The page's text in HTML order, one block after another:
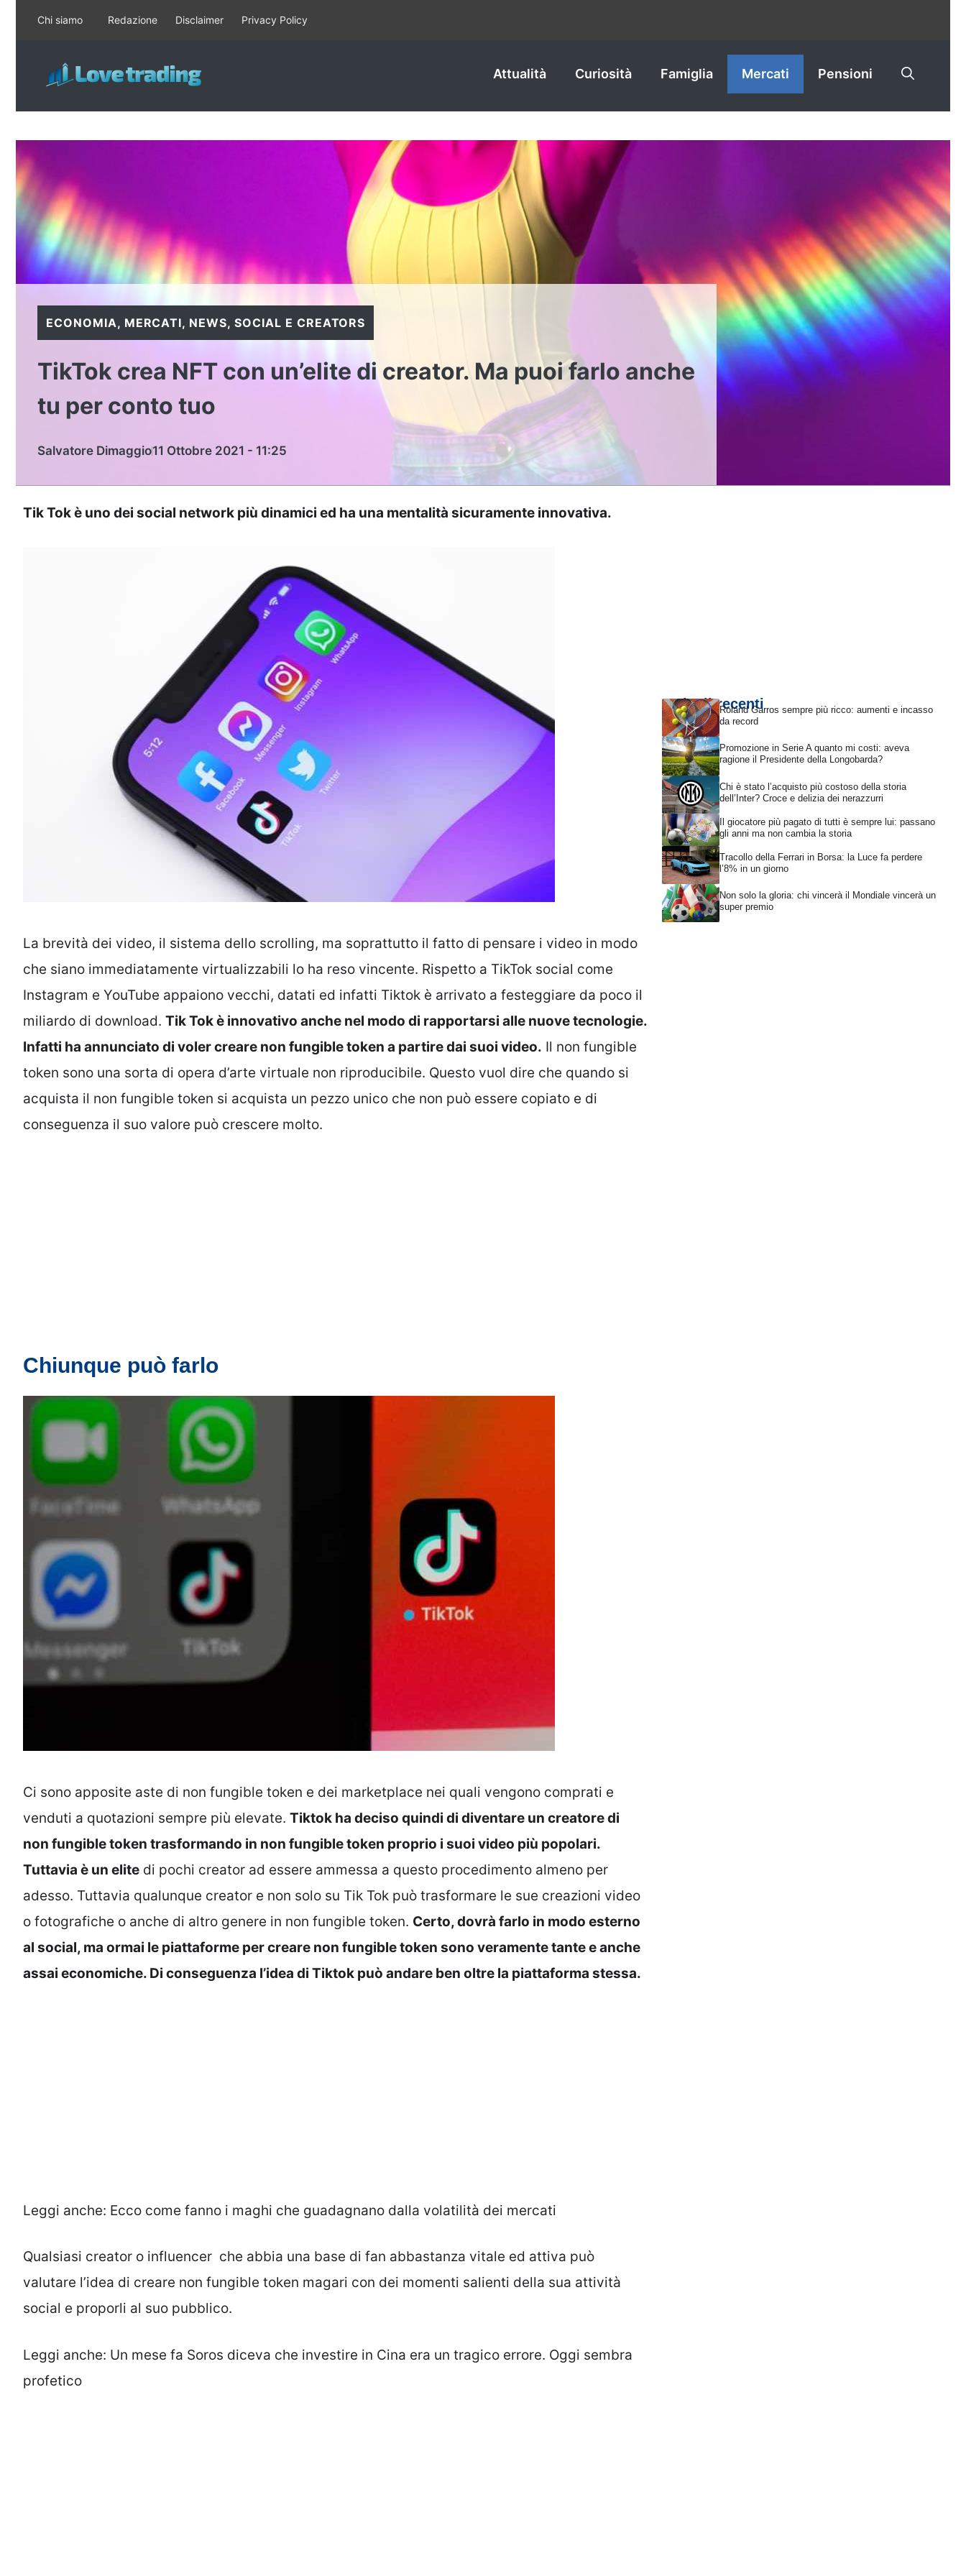
contenuto
Chi siamo Redazione Disclaimer Privacy Policy
Attualità Curiosità Famiglia Mercati Pensioni
ECONOMIA, MERCATI, NEWS,SOCIAL E CREATORS
TikTok crea NFT con un’elite di creator. Ma puoi farlo anche
tu per conto tuo
Salvatore Dimaggio11 Ottobre 2021 - 11:25
Tik Tok è uno dei social network più dinamici ed ha una mentalità sicuramente innovativa.
La brevità dei video, il sistema dello scrolling, ma soprattutto il fatto di pensare i video in modo
che siano immediatamente virtualizzabili lo ha reso vincente. Rispetto a TikTok social come
Instagram e YouTube appaiono vecchi, datati ed infatti Tiktok è arrivato a festeggiare da poco il
miliardo di download. Tik Tok è innovativo anche nel modo di rapportarsi alle nuove tecnologie.
Infatti ha annunciato di voler creare non fungible token a partire dai suoi video. Il non fungible
token sono una sorta di opera d’arte virtuale non riproducibile. Questo vuol dire che quando si
acquista il non fungible token si acquista un pezzo unico che non può essere copiato e di
conseguenza il suo valore può crescere molto.
Chiunque può farlo
Ci sono apposite aste di non fungible token e dei marketplace nei quali vengono comprati e
venduti a quotazioni sempre più elevate. Tiktok ha deciso quindi di diventare un creatore di
non fungible token trasformando in non fungible token proprio i suoi video più popolari.
Tuttavia è un elite di pochi creator ad essere ammessa a questo procedimento almeno per
adesso. Tuttavia qualunque creator e non solo su Tik Tok può trasformare le sue creazioni video
o fotografiche o anche di altro genere in non fungible token. Certo, dovrà farlo in modo esterno
al social, ma ormai le piattaforme per creare non fungible token sono veramente tante e anche
assai economiche. Di conseguenza l’idea di Tiktok può andare ben oltre la piattaforma stessa.
Leggi anche: Ecco come fanno i maghi che guadagnano dalla volatilità dei mercati
Qualsiasi creator o influencer che abbia una base di fan abbastanza vitale ed attiva può
valutare l’idea di creare non fungible token magari con dei momenti salienti della sua attività
social e proporli al suo pubblico.
Leggi anche: Un mese fa Soros diceva che investire in Cina era un tragico errore. Oggi sembra
profetico
Articoli recentiRoland Garros sempre più ricco: aumenti e incasso
da record
Promozione in Serie A quanto mi costi: aveva
ragione il Presidente della Longobarda?
Chi è stato l’acquisto più costoso della storia
dell’Inter? Croce e delizia dei nerazzurri
Il giocatore più pagato di tutti è sempre lui: passano
gli anni ma non cambia la storia
Tracollo della Ferrari in Borsa: la Luce fa perdere
l’8% in un giorno
Non solo la gloria: chi vincerà il Mondiale vincerà un
super premio